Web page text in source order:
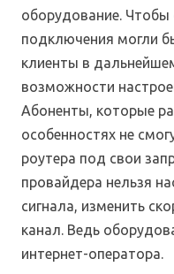
оборудование.
подключения могли
клиенты в
возможности
Абоненты, которые
особенностях не
роутера под свои
провайдера нельзя
сигнала, изменить
канал. Ведь
интернет-оператора.